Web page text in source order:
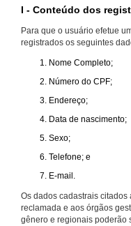
I - Conteúdo dos
Para que o usuário efetue
registrados os seguintes
Nome Completo;
Número do CPF;
Endereço;
Data de nascimento;
Sexo;
Telefone; e
E-mail.
Os dados cadastrais
reclamada e aos órgãos
gênero e regionais poderão